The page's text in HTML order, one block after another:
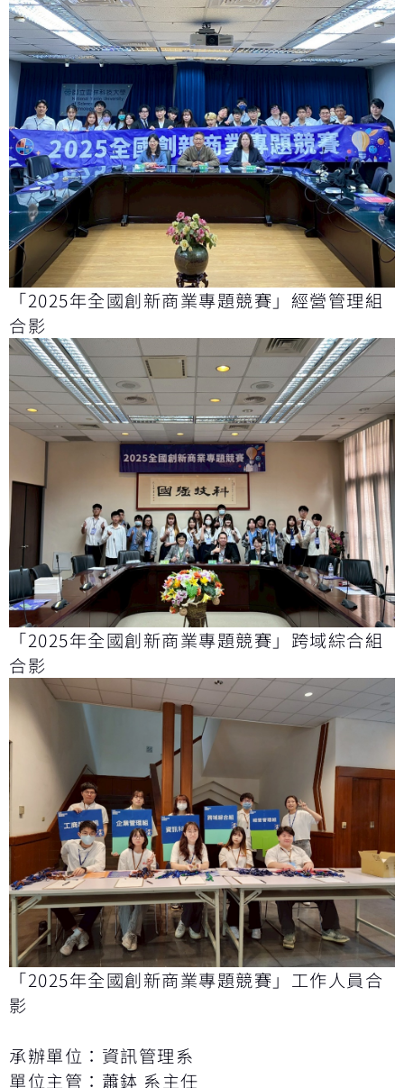
「2025年全國創新商業專題競賽」經營管理組
合影
「2025年全國創新商業專題競賽」跨域綜合組
合影
「2025年全國創新商業專題競賽」工作人員合
影
承辦單位：資訊管理系
單位主管：蕭鉢 系主任